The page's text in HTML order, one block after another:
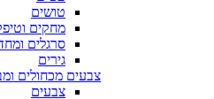
טושים
מחקים
סרגלים
גירים
צבעים מכחולים
צבעים